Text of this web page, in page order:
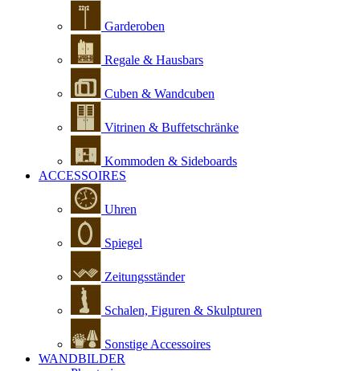
Garderoben
Regale & Hausbars
Cuben & Wandcuben
Vitrinen & Buffetschränke
Kommoden & Sideboards
ACCESSOIRES
Uhren
Spiegel
Zeitungsständer
Schalen, Figuren & Skulpturen
Sonstige Accessoires
WANDBILDER